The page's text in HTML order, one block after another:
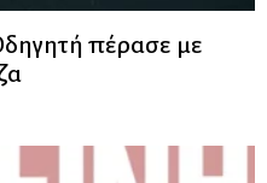
πέρασε με